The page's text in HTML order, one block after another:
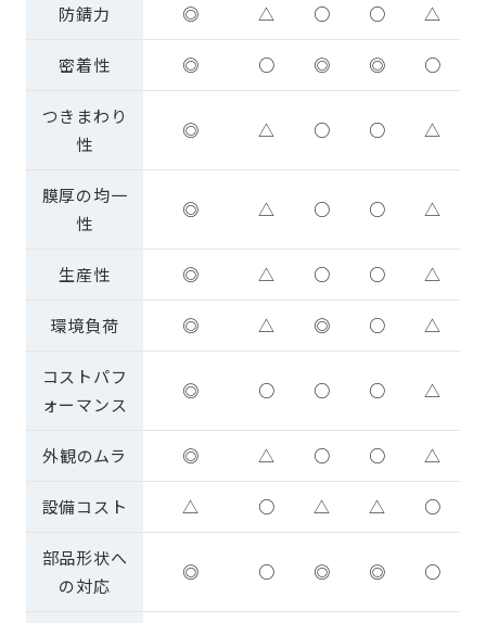
防錆力 ◎ △ ○ ○ △
密着性 ◎ ○ ◎ ◎ ○
つきまわり
性
◎ △ ○ ○ △
膜厚の均一
性
◎ △ ○ ○ △
生産性 ◎ △ ○ ○ △
環境負荷 ◎ △ ◎ ○ △
コストパフ
ォーマンス
◎ ○ ○ ○ △
外観のムラ ◎ △ ○ ○ △
設備コスト △ ○ △ △ ○
部品形状へ
の対応
◎ ○ ◎ ◎ ○